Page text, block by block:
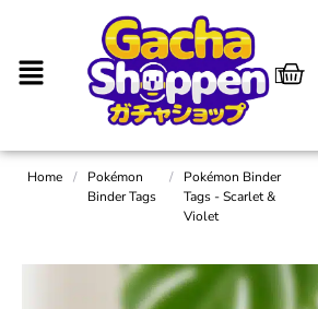
Home /
Pokémon
Binder Tags
/
Pokémon Binder
Tags - Scarlet &
Violet